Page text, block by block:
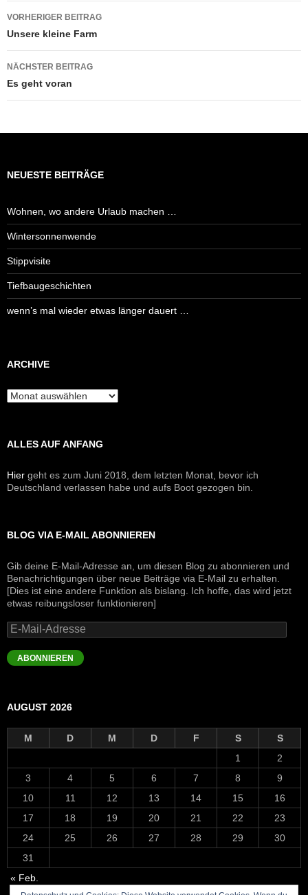
Beitragsnavigation
VORHERIGER BEITRAG
Unsere kleine Farm
NÄCHSTER BEITRAG
Es geht voran
NEUESTE BEITRÄGE
Wohnen, wo andere Urlaub machen …
Wintersonnenwende
Stippvisite
Tiefbaugeschichten
wenn’s mal wieder etwas länger dauert …
ARCHIVE
Archive
ALLES AUF ANFANG
Hier geht es zum Juni 2018, dem letzten Monat, bevor ich
Deutschland verlassen habe und aufs Boot gezogen bin.
BLOG VIA E-MAIL ABONNIEREN
Gib deine E-Mail-Adresse an, um diesen Blog zu abonnieren und
Benachrichtigungen über neue Beiträge via E-Mail zu erhalten.
[Dies ist eine andere Funktion als bislang. Ich hoffe, das wird jetzt
etwas reibungsloser funktionieren]
E-
Mail-
Adresse
ABONNIEREN
AUGUST 2026
M D M D F S
S
1
2
3
4 5 6 7 8
9
10
11 12 13 14 15
16
17
18 19 20 21 22
23
24
25 26 27 28 29
30
31
« Feb.